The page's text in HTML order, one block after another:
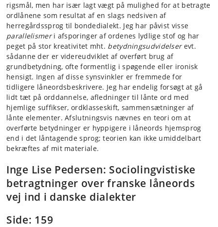
rigsmål, men har især lagt vægt på mulighed for at betragte
ordlånene som resultat af en slags nedsiven af
herregårdssprog til bondedialekt. Jeg har påvist visse
parallelismeri afsporinger af ordenes lydlige stof og har
peget på stor kreativitet mht. betydningsudvidelserevt.
sådanne der er videreudviklet af overført brug af
grundbetydning, ofte formentlig i spøgende eller ironisk
hensigt. Ingen af disse synsvinkler er fremmede for
tidligere låneordsbeskrivere. Jeg har endelig forsøgt at gå
lidt tæt på orddannelse, afledninger til lånte ord med
hjemlige suffikser, ordklasseskift, sammensætninger af
lånte elementer. Afslutningsvis nævnes en teori om at
overførte betydninger er hyppigere i låneords hjemsprog
end i det låntagende sprog; teorien kan ikke umiddelbart
bekræftes af mit materiale.
Inge Lise Pedersen: Sociolingvistiske
betragtninger over franske låneords
vej ind i danske dialekter
Side: 159